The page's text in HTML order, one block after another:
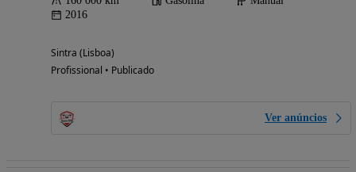
2016
Sintra (Lisboa)
Profissional • Publicado
Ver anúncios